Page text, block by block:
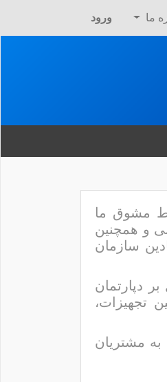
ما ورود
مشوق ما
و همچنین
سازمان
دپارتمان
تجهیزات،
به مشتریان